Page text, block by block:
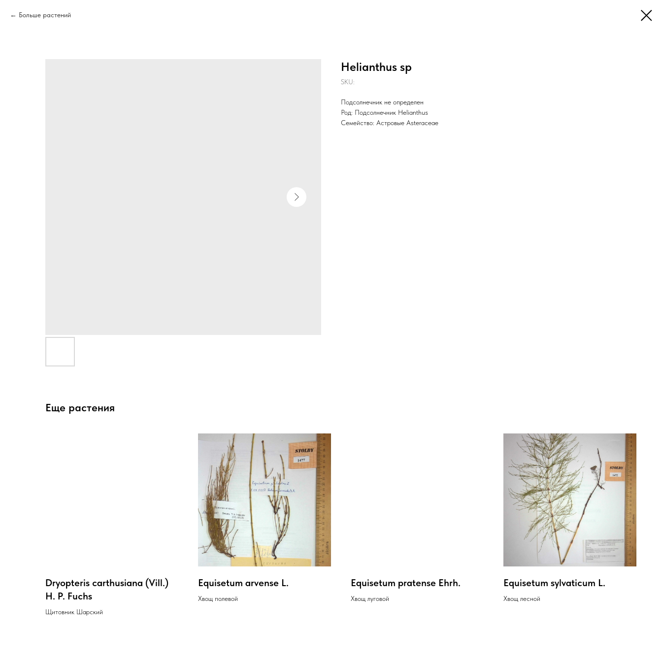
Больше растений
Helianthus sp
SKU:
Подсолнечник не определен
Род: Подсолнечник Helianthus
Семейство: Астровые Asteraceae
Еще растения
Dryopteris carthusiana (Vill.)
H. P. Fuchs
Щитовник Шарский
Equisetum arvense L.
Хвощ полевой
Equisetum pratense Ehrh.
Хвощ луговой
Equisetum sylvaticum L.
Хвощ лесной